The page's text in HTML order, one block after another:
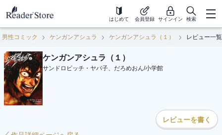
はじめて 会員登録 サインイン 検索
男性コミック ケンガンアシュラ ケンガンアシュラ（１） レビュー一覧
ケンガンアシュラ（１）
サンドロビッチ・ヤバ子、だろめおん/小学館
レビューを書く